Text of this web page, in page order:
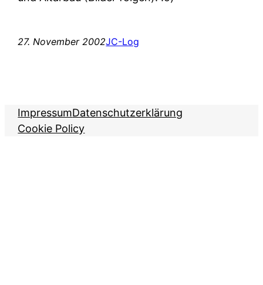
27. November 2002JC-Log
ImpressumDatenschutzerklärung
Cookie Policy